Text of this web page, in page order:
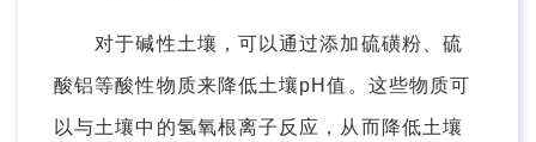
对于碱性土壤，可以通过添加硫磺粉、硫
酸铝等酸性物质来降低土壤pH值。这些物质可
以与土壤中的氢氧根离子反应，从而降低土壤